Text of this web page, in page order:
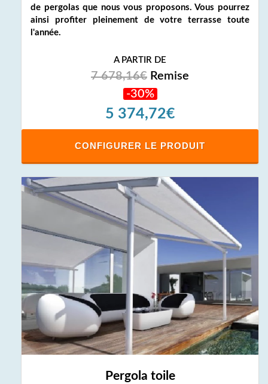
de pergolas que nous vous proposons. Vous pourrez
ainsi profiter pleinement de votre terrasse toute
l'année.
A PARTIR DE
7 678,16€ Remise
-30%
5 374,72€
CONFIGURER LE PRODUIT
Pergola toile